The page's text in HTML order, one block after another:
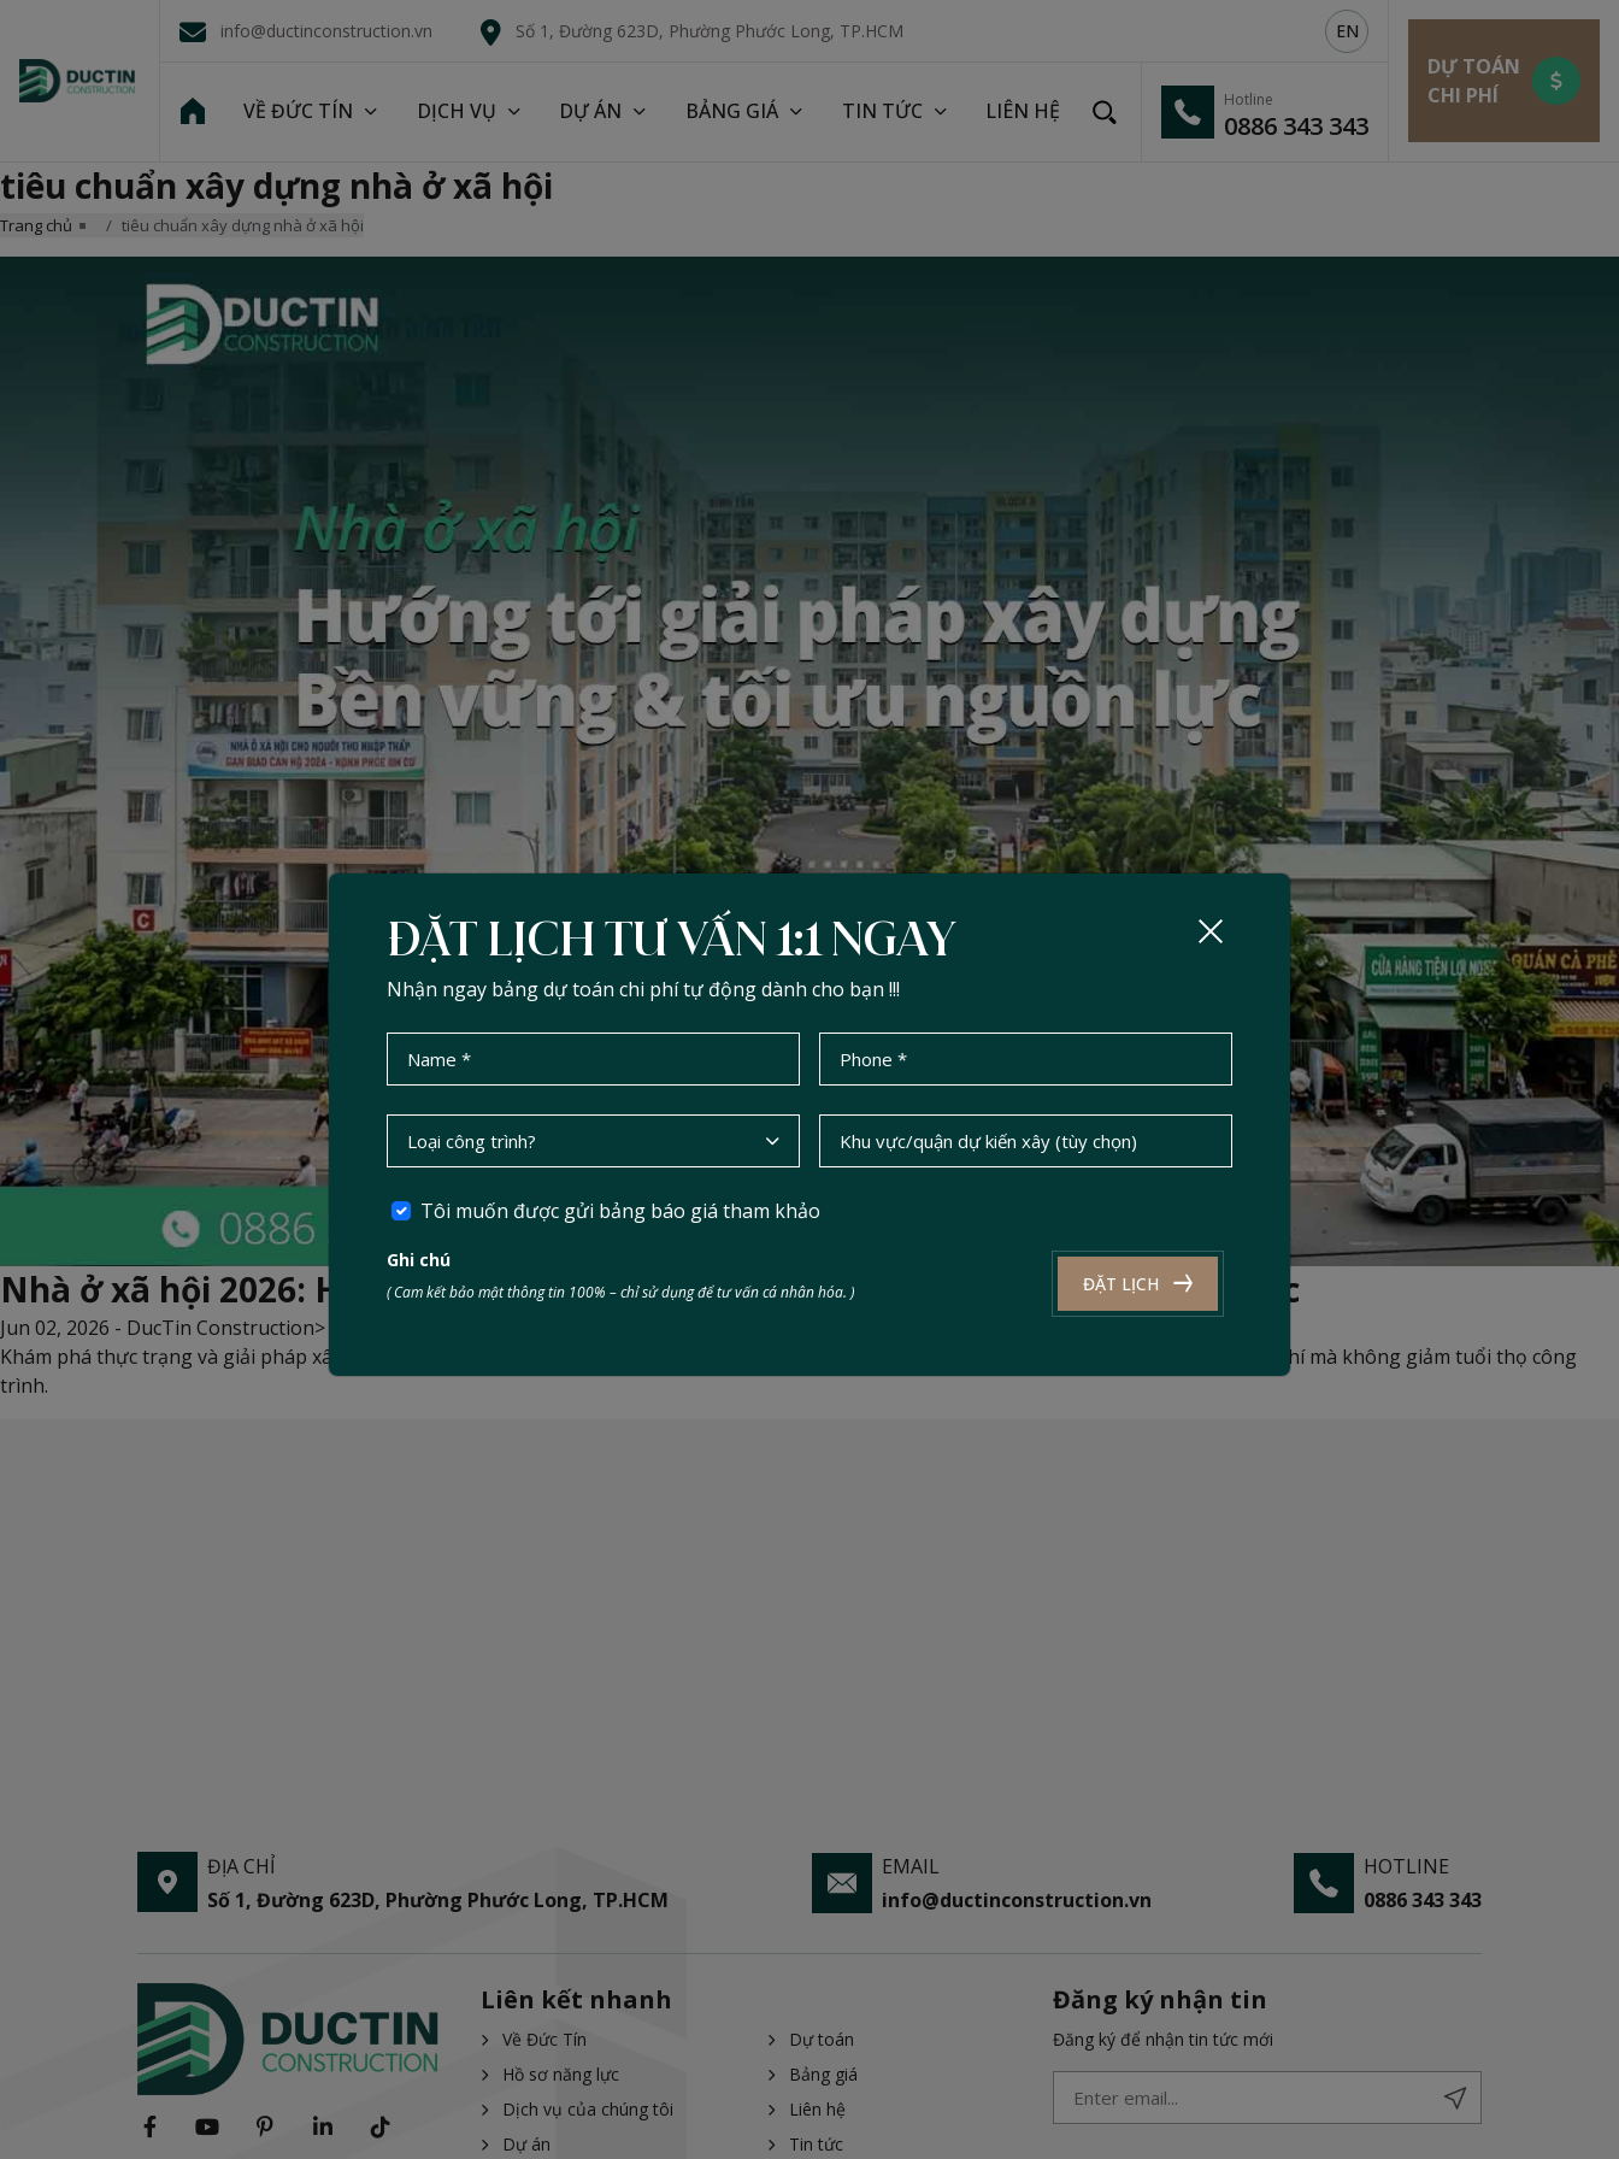
info@ductinconstruction.vn Số 1, Đường 623D, Phường Phước Long, TP.HCM EN
VỀ ĐỨC TÍN DỊCH VỤ DỰ ÁN BẢNG GIÁ TIN TỨC LIÊN HỆ Hotline
0886 343 343
DỰ TOÁN
CHI PHÍ
tiêu chuẩn xây dựng nhà ở xã hội
Trang chủ tiêu chuẩn xây dựng nhà ở xã hội
Nhà ở xã hội 2026: Hướng tới giải pháp xây dựng bền vững & tối ưu nguồn lực
Jun 02, 2026 - DucTin Construction>
Khám phá thực trạng và giải pháp xây dựng bền vững cho dự án nhà ở xã hội 2026. Đánh giá từ chuyên gia kỹ thuật kết cấu về cách tối ưu chi phí mà không giảm tuổi thọ công
trình.
ĐỊA CHỈ
Số 1, Đường 623D, Phường Phước Long, TP.HCM
EMAIL
info@ductinconstruction.vn
HOTLINE
0886 343 343
Liên kết nhanh
Về Đức Tín
Hồ sơ năng lực
Dịch vụ của chúng tôi
Dự án
Dự toán
Bảng giá
Liên hệ
Tin tức
Đăng ký nhận tin
Đăng ký để nhận tin tức mới
ĐẶT LỊCH TƯ VẤN 1:1 NGAY
Nhận ngay bảng dự toán chi phí tự động dành cho bạn !!!
Tôi muốn được gửi bảng báo giá tham khảo
Ghi chú
( Cam kết bảo mật thông tin 100% – chỉ sử dụng để tư vấn cá nhân hóa. ) ĐẶT LỊCH